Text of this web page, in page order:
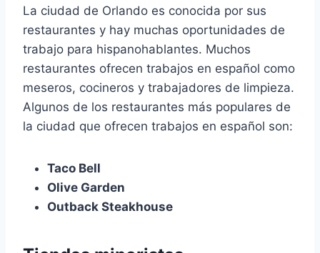
La ciudad de Orlando es conocida por sus
restaurantes y hay muchas oportunidades de
trabajo para hispanohablantes. Muchos
restaurantes ofrecen trabajos en español como
meseros, cocineros y trabajadores de limpieza.
Algunos de los restaurantes más populares de
la ciudad que ofrecen trabajos en español son:
Taco Bell
Olive Garden
Outback Steakhouse